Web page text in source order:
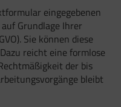
eingegebenen
Grundlage Ihrer
Sie können diese
reicht eine formlose
der bis
bleibt